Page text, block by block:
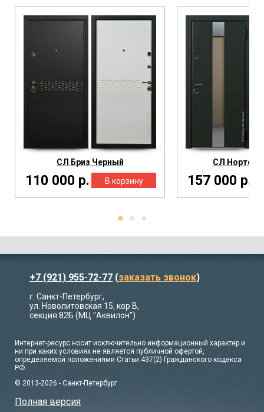
СЛ Бриз Черный
110 000 р.
СЛ Нортон
157 000 р.
+7 (921) 955-72-77 (заказать звонок)
г. Санкт-Петербург,
ул. Новолитовская 15, кор В,
секция 82Б (МЦ "Аквилон")
Интернет-ресурс носит исключительно информационный характер и
ни при каких условиях не является публичной офертой,
определяемой положениями Статьи 437(2) Гражданского кодекса
РФ.
© 2013-2026 - Санкт-Петербург
Полная версия